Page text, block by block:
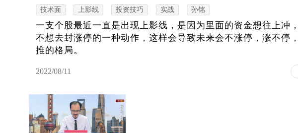
技术面 上影线 投资技巧 实战 孙铭
一支个股最近一直是出现上影线，是因为里面的资金想往上冲
不想去封涨停的一种动作，这样会导致未来会不涨停，涨不停
推的格局。
2022/08/11